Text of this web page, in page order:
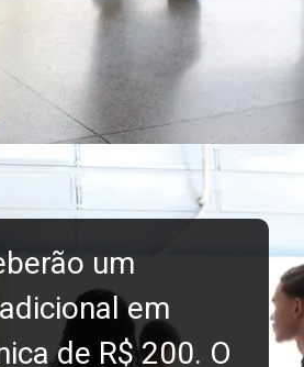
um
em
de R$ 200. O